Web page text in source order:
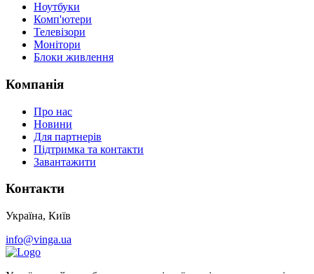
Ноутбуки
Комп'ютери
Телевізори
Монітори
Блоки живлення
Компанія
Про нас
Новини
Для партнерів
Підтримка та контакти
Завантажити
Контакти
Україна, Київ
info@vinga.ua